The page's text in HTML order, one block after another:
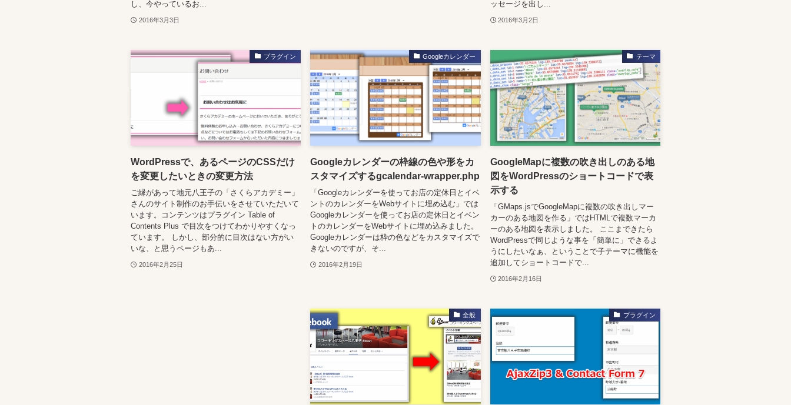
し、今やっているお...
2016年3月3日
ッセージを出し...
2016年3月2日
プラグイン
WordPressで、あるページのCSSだけ
を変更したいときの変更方法
ご縁があって地元八王子の「さくらアカデミー」
さんのサイト制作のお手伝いをさせていただいて
います。コンテンツはプラグイン Table of
Contents Plus で目次をつけてわかりやすくなっ
ています。 しかし、部分的に目次はない方がい
いな、と思うページもあ...
2016年2月25日
Googleカレンダー
Googleカレンダーの枠線の色や形をカ
スタマイズするgcalendar-wrapper.php
「Googleカレンダーを使ってお店の定休日とイベ
ントのカレンダーをWebサイトに埋め込む」では
Googleカレンダーを使ってお店の定休日とイベン
トのカレンダーをWebサイトに埋め込みました。
Googleカレンダーは枠の色などをカスタマイズで
きないのですが、そ...
2016年2月19日
テーマ
GoogleMapに複数の吹き出しのある地
図をWordPressのショートコードで表
示する
「GMaps.jsでGoogleMapに複数の吹き出しマー
カーのある地図を作る」ではHTMLで複数マーカ
ーのある地図を表示しました。 ここまできたら
WordPressで同じような事を「簡単に」できるよ
うにしたいなぁ、ということで子テーマに機能を
追加してショートコードで...
2016年2月16日
全般 プラグイン